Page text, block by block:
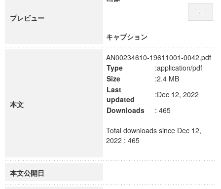
プレビュー
キャプション
本文
AN00234610-19611001-0042.pdf
Type
:application/pdf
Size
:2.4 MB
Last
updated
:Dec 12, 2022
Downloads
: 465
Total downloads since Dec 12,
2022 : 465
本文公開日